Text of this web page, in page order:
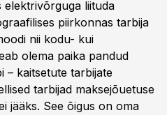
elektrivõrguga liituda
piirkonnas tarbija
nii kodu- kui
olema paika pandud
– kaitsetute tarbijate
tarbijad maksejõuetuse
jääks. See õigus on oma